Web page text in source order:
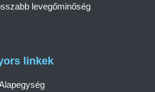
linkek
levegőminőség